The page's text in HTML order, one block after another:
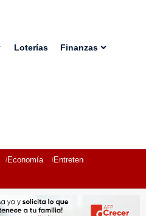
Loterías Finanzas
Economía Entretenimiento